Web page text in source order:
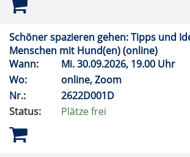
Schöner spazieren gehen: Tipps und
Menschen mit Hund(en) (online)
Wann:
Mi.30.09.2026, 19.00 Uhr
Wo:
online, Zoom
Nr.:
2622D001D
Status:
Plätze frei